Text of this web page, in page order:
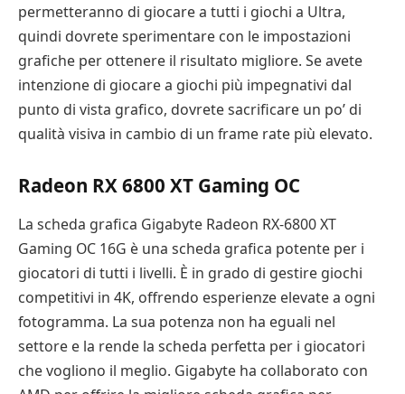
permetteranno di giocare a tutti i giochi a Ultra,
quindi dovrete sperimentare con le impostazioni
grafiche per ottenere il risultato migliore. Se avete
intenzione di giocare a giochi più impegnativi dal
punto di vista grafico, dovrete sacrificare un po’ di
qualità visiva in cambio di un frame rate più elevato.
Radeon RX 6800 XT Gaming OC
La scheda grafica Gigabyte Radeon RX-6800 XT
Gaming OC 16G è una scheda grafica potente per i
giocatori di tutti i livelli. È in grado di gestire giochi
competitivi in 4K, offrendo esperienze elevate a ogni
fotogramma. La sua potenza non ha eguali nel
settore e la rende la scheda perfetta per i giocatori
che vogliono il meglio. Gigabyte ha collaborato con